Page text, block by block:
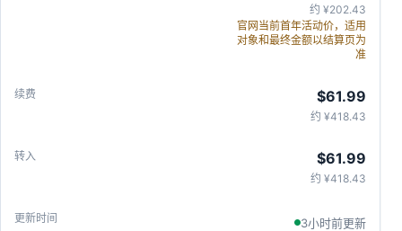
约 ¥202.43
官网当前首年活动价，适用
对象和最终金额以结算页为
准
$61.99
约 ¥418.43
$61.99
约 ¥418.43
3小时前更新